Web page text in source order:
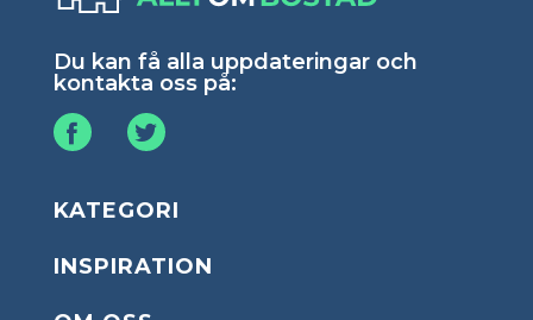
Du kan få alla uppdateringar och
kontakta oss på:
KATEGORI
INSPIRATION